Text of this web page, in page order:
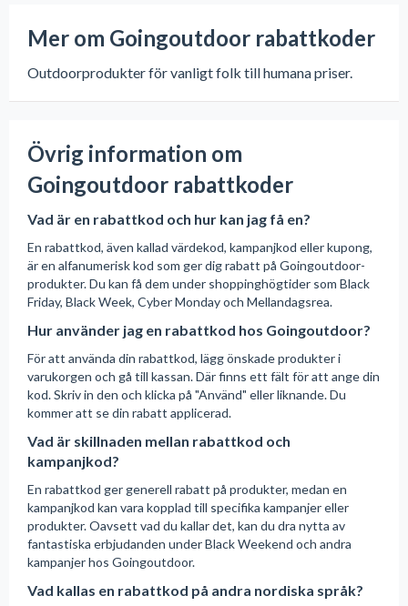
Mer om Goingoutdoor rabattkoder
Outdoorprodukter för vanligt folk till humana priser.
Övrig information om
Goingoutdoor rabattkoder
Vad är en rabattkod och hur kan jag få en?
En rabattkod, även kallad värdekod, kampanjkod eller kupong,
är en alfanumerisk kod som ger dig rabatt på Goingoutdoor-
produkter. Du kan få dem under shoppinghögtider som Black
Friday, Black Week, Cyber Monday och Mellandagsrea.
Hur använder jag en rabattkod hos Goingoutdoor?
För att använda din rabattkod, lägg önskade produkter i
varukorgen och gå till kassan. Där finns ett fält för att ange din
kod. Skriv in den och klicka på "Använd" eller liknande. Du
kommer att se din rabatt applicerad.
Vad är skillnaden mellan rabattkod och
kampanjkod?
En rabattkod ger generell rabatt på produkter, medan en
kampanjkod kan vara kopplad till specifika kampanjer eller
produkter. Oavsett vad du kallar det, kan du dra nytta av
fantastiska erbjudanden under Black Weekend och andra
kampanjer hos Goingoutdoor.
Vad kallas en rabattkod på andra nordiska språk?